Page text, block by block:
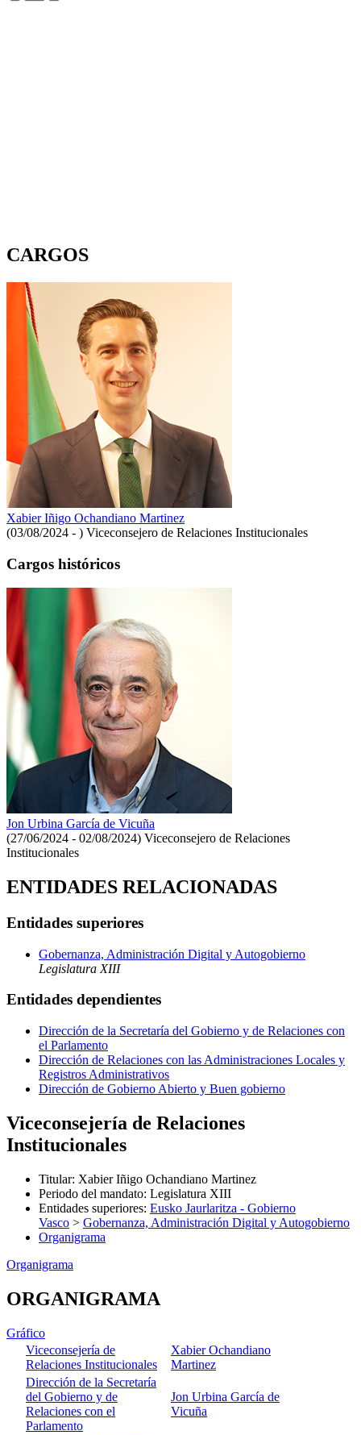
CARGOS
Xabier Iñigo Ochandiano Martinez
(03/08/2024 - ) Viceconsejero de Relaciones Institucionales
Cargos históricos
Jon Urbina García de Vicuña
(27/06/2024 - 02/08/2024) Viceconsejero de Relaciones
Institucionales
ENTIDADES RELACIONADAS
Entidades superiores
Gobernanza, Administración Digital y Autogobierno
Legislatura XIII
Entidades dependientes
Dirección de la Secretaría del Gobierno y de Relaciones con
el Parlamento
Dirección de Relaciones con las Administraciones Locales y
Registros Administrativos
Dirección de Gobierno Abierto y Buen gobierno
Viceconsejería de Relaciones
Institucionales
Titular: Xabier Iñigo Ochandiano Martinez
Periodo del mandato: Legislatura XIII
Entidades superiores: Eusko Jaurlaritza - Gobierno
Vasco > Gobernanza, Administración Digital y Autogobierno
Organigrama
Organigrama
ORGANIGRAMA
Gráfico
Viceconsejería de
Relaciones Institucionales
Xabier Ochandiano
Martinez
Dirección de la Secretaría
del Gobierno y de
Relaciones con el
Parlamento
Jon Urbina García de
Vicuña